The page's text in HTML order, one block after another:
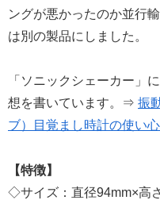
ングが悪かったのか並行
は別の製品にしました。
「ソニックシェーカー」
想を書いています。⇒ 振
ブ）目覚まし時計の使い心
【特徴】
◇サイズ：直径94mm×高